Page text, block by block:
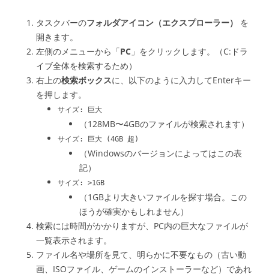
タスクバーのフォルダアイコン（エクスプローラー）
を
開きます。
左側のメニューから「PC 」をクリックします。（C:ドラ
イブ全体を検索するため）
右上の検索ボックスに、以下のように入力してEnterキー
を押します。
サイズ: 巨大
（128MB〜4GBのファイルが検索されます）
サイズ: 巨大 (4GB 超)
（Windowsのバージョンによってはこの表
記）
サイズ: >1GB
（1GBより大きいファイルを探す場合。この
ほうが確実かもしれません）
検索には時間がかかりますが、PC内の巨大なファイルが
一覧表示されます。
ファイル名や場所を見て、明らかに不要なもの（古い動
画、ISOファイル、ゲームのインストーラーなど）であれ